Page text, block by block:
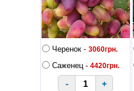
Черенок - 3060грн.
Саженец - 4420грн.
- +